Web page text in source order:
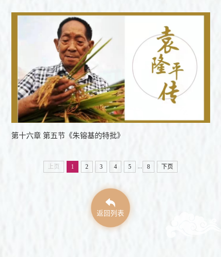
第十六章 第五节《朱镕基的特批》
上页 1 2 3 4 5 ... 8 下页
返回列表